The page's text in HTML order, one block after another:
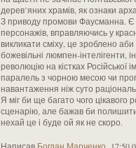
дерев’яних храмів, як ознаки
З приводу промови Фаусманна. Є
персонажів, вправляючись у
викликати сміху, це зроблено
божевільні люмпен-інтелігенти,
революцію на кістках Російської
паралель з чорною месою чи
навантаження ніж суто
Я міг би ще багато чого цікавого
сценарію, але бажав би полишити
нехай це і буде ой як не скоро.